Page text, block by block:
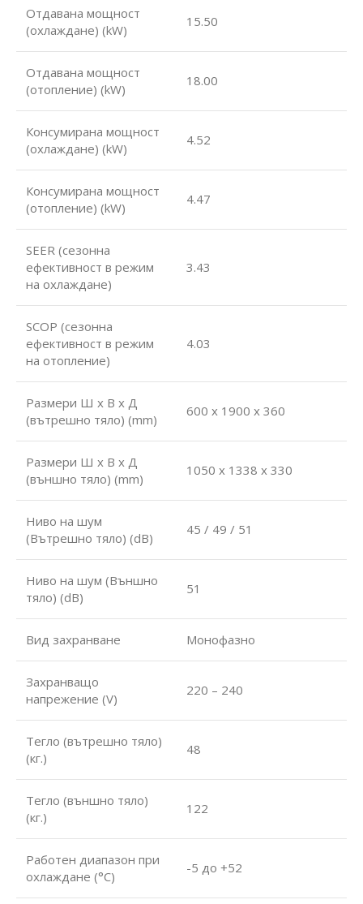
Отдавана мощност
(охлаждане) (kW)
15.50
Отдавана мощност
(отопление) (kW)
18.00
Консумирана мощност
(охлаждане) (kW)
4.52
Консумирана мощност
(отопление) (kW)
4.47
SEER (сезонна
ефективност в режим
на охлаждане)
3.43
SCOP (сезонна
ефективност в режим
на отопление)
4.03
Размери Ш х В х Д
(вътрешно тяло) (mm)
600 x 1900 x 360
Размери Ш х В х Д
(външно тяло) (mm)
1050 x 1338 x 330
Ниво на шум
(Вътрешно тяло) (dB)
45 / 49 / 51
Ниво на шум (Външно
тяло) (dB)
51
Вид захранване Монофазно
Захранващо
напрежение (V)
220 – 240
Тегло (вътрешно тяло)
(кг.)
48
Тегло (външно тяло)
(кг.)
122
Работен диапазон при
охлаждане (°С)
-5 до +52